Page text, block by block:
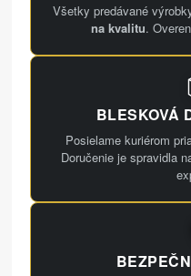
Všetky predávané
na kvalitu.
BLESKOVÁ
Posielame kuriérom
Doručenie je spravidla